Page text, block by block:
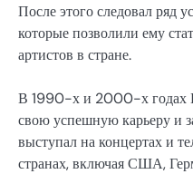
После этого следовал ряд
которые позволили ему
артистов в стране.
В 1990-х и 2000-х годах
свою успешную карьеру и
выступал на концертах и
странах, включая США,